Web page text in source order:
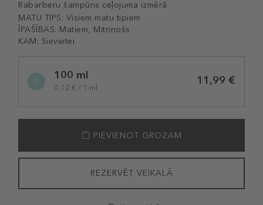
Rabarberu šampūns ceļojuma izmērā
MATU TIPS: Visiem matu tipiem
ĪPAŠĪBAS: Matiem, Mitrinošs
KAM: Sievietei
variation100 ml
0,12 € / 1 ml
11,99 €
PIEVIENOT GROZAM
REZERVĒT VEIKALĀ